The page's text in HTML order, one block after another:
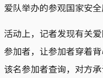
爱队举办的参观国家安全
活动上，记者发现有关
参加者，让参加者穿着
该名参加者查询，对方